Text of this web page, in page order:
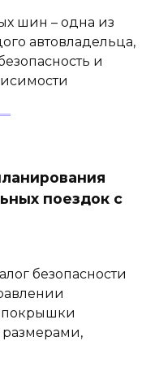
шин – одна из
автовладельца,
и
поездок с
безопасности